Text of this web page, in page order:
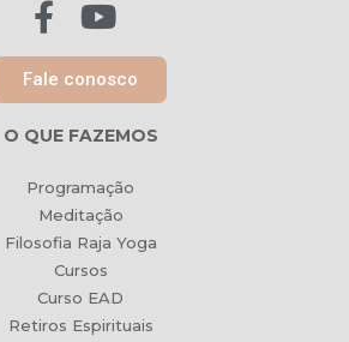
Fale conosco
O QUE FAZEMOS
Programação
Meditação
Filosofia Raja Yoga
Cursos
Curso EAD
Retiros Espirituais